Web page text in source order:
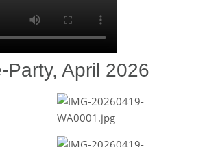
Party, April 2026